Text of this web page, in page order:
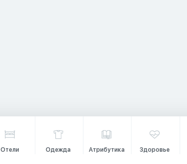
Отели Одежда Атрибутика Здоровье